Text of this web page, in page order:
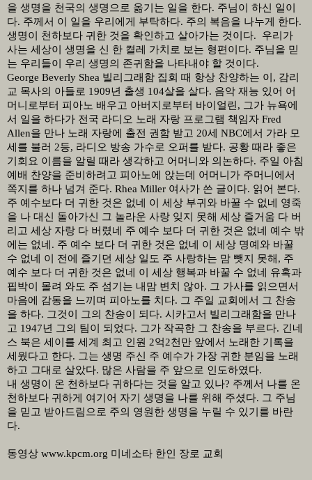
을 생명을 천국의 생명으로 옮기는 일을 한다. 주님이 하신 일이
다. 주께서 이 일을 우리에게 부탁하다. 주의 복음을 나누게 한다.
생명이 천하보다 귀한 것을 확인하고 살아가는 것이다.
우리가
사는 세상이 생명을 신 한 켤레 가치로 보는 형편이다. 주님을 믿
는 우리들이 우리 생명의 존귀함을 나타내야 할 것이다.
George Beverly Shea 빌리그래함 집회 때 항상 찬양하는 이 , 감리
교 목사의 아들로 1909년 출생 104살을 살다. 음악 재능 있어 어
머니로부터 피아노 배우고 아버지로부터 바이얼린 , 그가 뉴욕에
서 일을 하다가 전국 라디오 노래 자랑 프로그램 책임자 Fred
Allen을 만나 노래 자랑에 출전 권함 받고 20세 NBC에서 가라 모
세를 불러 2등, 라디오 방송 가수로 오퍼를 받다. 공황 때라 좋은
기회요 이름을 알릴 때라 생각하고 어머니와 의논하다. 주일 아침
예배 찬양을 준비하려고 피아노에 앉는데 어머니가 주머니에서
쪽지를 하나 넘겨 준다. Rhea Miller 여사가 쓴 글이다. 읽어 본다.
주 예수보다 더 귀한 것은 없네 이 세상 부귀와 바꿀 수 없네 영죽
을 나 대신 돌아가신 그 놀라운 사랑 잊지 못해 세상 즐거움 다 버
리고 세상 자랑 다 버렸네 주 예수 보다 더 귀한 것은 없네 예수 밖
에는 없네 . 주 예수 보다 더 귀한 것은 없네 이 세상 명예와 바꿀
수 없네 이 전에 즐기던 세상 일도 주 사랑하는 맘 뺏지 못해 , 주
예수 보다 더 귀한 것은 없네 이 세상 행복과 바꿀 수 없네 유혹과
핍박이 몰려 와도 주 섬기는 내맘 변치 않아. 그 가사를 읽으면서
마음에 감동을 느끼며 피아노를 치다. 그 주일 교회에서 그 찬송
을 하다. 그것이 그의 찬송이 되다. 시카고서 빌리그래함을 만나
고 1947년 그의 팀이 되었다. 그가 작곡한 그 찬송을 부르다. 긴네
스 북은 세이를 세계 최고 인원 2억2천만 앞에서 노래한 기록을
세웠다고 한다. 그는 생명 주신 주 예수가 가장 귀한 분임을 노래
하고 그대로 살았다. 많은 사람을 주 앞으로 인도하였다.
내 생명이 온 천하보다 귀하다는 것을 알고 있나? 주께서 나를 온
천하보다 귀하게 여기어 자기 생명을 나를 위해 주셨다. 그 주님
을 믿고 받아드림으로 주의 영원한 생명을 누릴 수 있기를 바란
다.
동영상 www.kpcm.org 미네소타 한인 장로 교회